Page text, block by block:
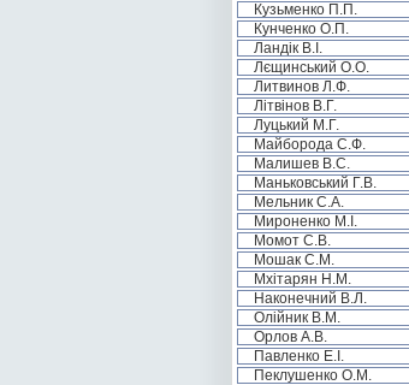
Кузьменко П.П.
Кунченко О.П.
Ландік В.І.
Лєщинський О.О.
Литвинов Л.Ф.
Літвінов В.Г.
Луцький М.Г.
Майборода С.Ф.
Малишев В.С.
Маньковський Г.В.
Мельник С.А.
Мироненко М.І.
Момот С.В.
Мошак С.М.
Мхітарян Н.М.
Наконечний В.Л.
Олійник В.М.
Орлов А.В.
Павленко Е.І.
Пеклушенко О.М.